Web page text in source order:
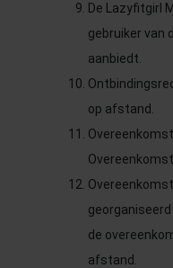
De Lazyfitgirl
gebruiker van
aanbiedt.
op afstand.
de
afstand.